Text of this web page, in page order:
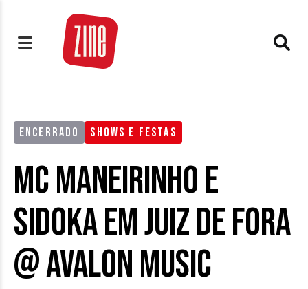
ENCERRADO SHOWS E FESTAS
MC Maneirinho e
Sidoka em Juiz de Fora
@ Avalon Music